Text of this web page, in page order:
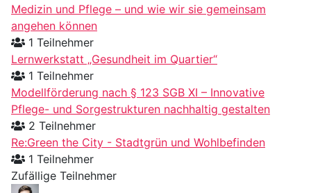
Medizin und Pflege – und wie wir sie gemeinsam
angehen können
1 Teilnehmer
Lernwerkstatt „Gesundheit im Quartier“
1 Teilnehmer
Modellförderung nach § 123 SGB XI – Innovative
Pflege- und Sorgestrukturen nachhaltig gestalten
2 Teilnehmer
Re:Green the City - Stadtgrün und Wohlbefinden
1 Teilnehmer
Zufällige Teilnehmer